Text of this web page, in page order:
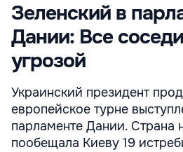
Зеленский в
Дании: Все
угрозой
Украинский президент
европейское турне
парламенте Дании. Страна
пообещала Киеву 19